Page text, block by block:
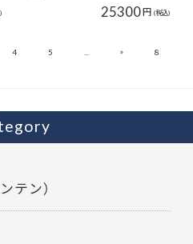
25300円 (税込)
4 5 » 8
テン）